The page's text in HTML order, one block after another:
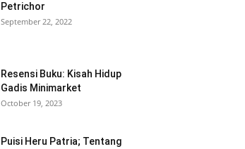
Petrichor
September 22, 2022
Resensi Buku: Kisah Hidup
Gadis Minimarket
October 19, 2023
Puisi Heru Patria; Tentang